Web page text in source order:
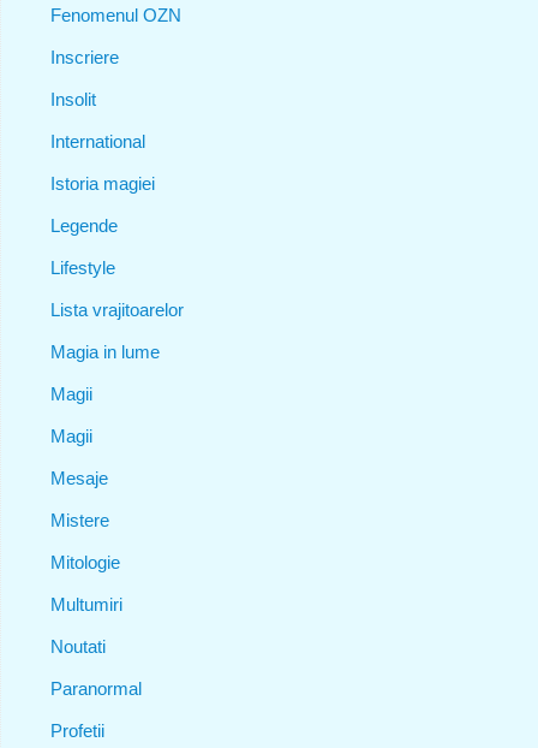
Fenomenul OZN
Inscriere
Insolit
International
Istoria magiei
Legende
Lifestyle
Lista vrajitoarelor
Magia in lume
Magii
Magii
Mesaje
Mistere
Mitologie
Multumiri
Noutati
Paranormal
Profetii